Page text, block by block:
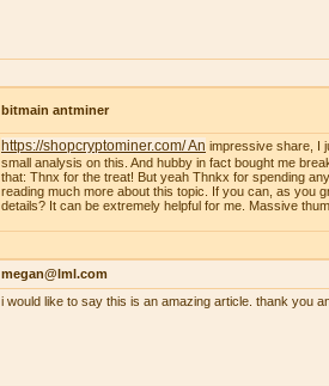
bitmain antminer
https://shopcryptominer.com/ An impressive share, I
small analysis on this. And hubby in fact bought me
that: Thnx for the treat! But yeah Thnkx for spending
reading much more about this topic. If you can, as you
details? It can be extremely helpful for me. Massive
megan@lml.com
i would like to say this is an amazing article. thank you